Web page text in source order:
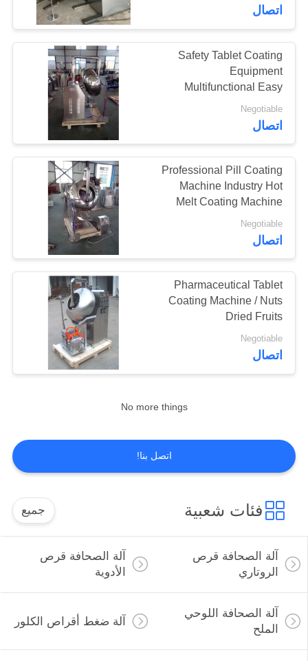
آلة التغذية التلقائية
17
اتصال
Safety Tablet Coating
Equipment
Multifunctional Easy
Operation
Negotiable
اتصال
Professional Pill Coating
Machine Industry Hot
Melt Coating Machine
Negotiable
اتصال
Pharmaceutical Tablet
Coating Machine / Nuts
Dried Fruits
Conventional Coating
Pan
Negotiable
اتصال
No more things
اتصل بنا!
فئات شعبية جميع
آلة الصحافة قرص
الروتاري
آلة الصحافة قرص
الأدوية
آلة الصحافة اللوحي
الملح
آلة ضغط أقراص الكلور